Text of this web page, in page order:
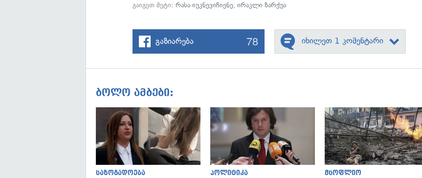
გაიგეთ მეტი:რასა იუკნევიჩიენე,ირაკლი ზარქუა
გაზიარება 78 იხილეთ 1 კომენტარი
ბოლო ამბები:
საზოგადოება
გადახედვა
პოლიტიკა მსოფლიო